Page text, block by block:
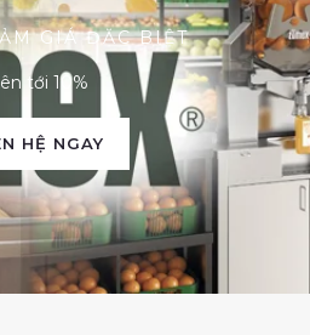
GIÁ ĐẶC BIỆT
tới 10%
HỆ NGAY